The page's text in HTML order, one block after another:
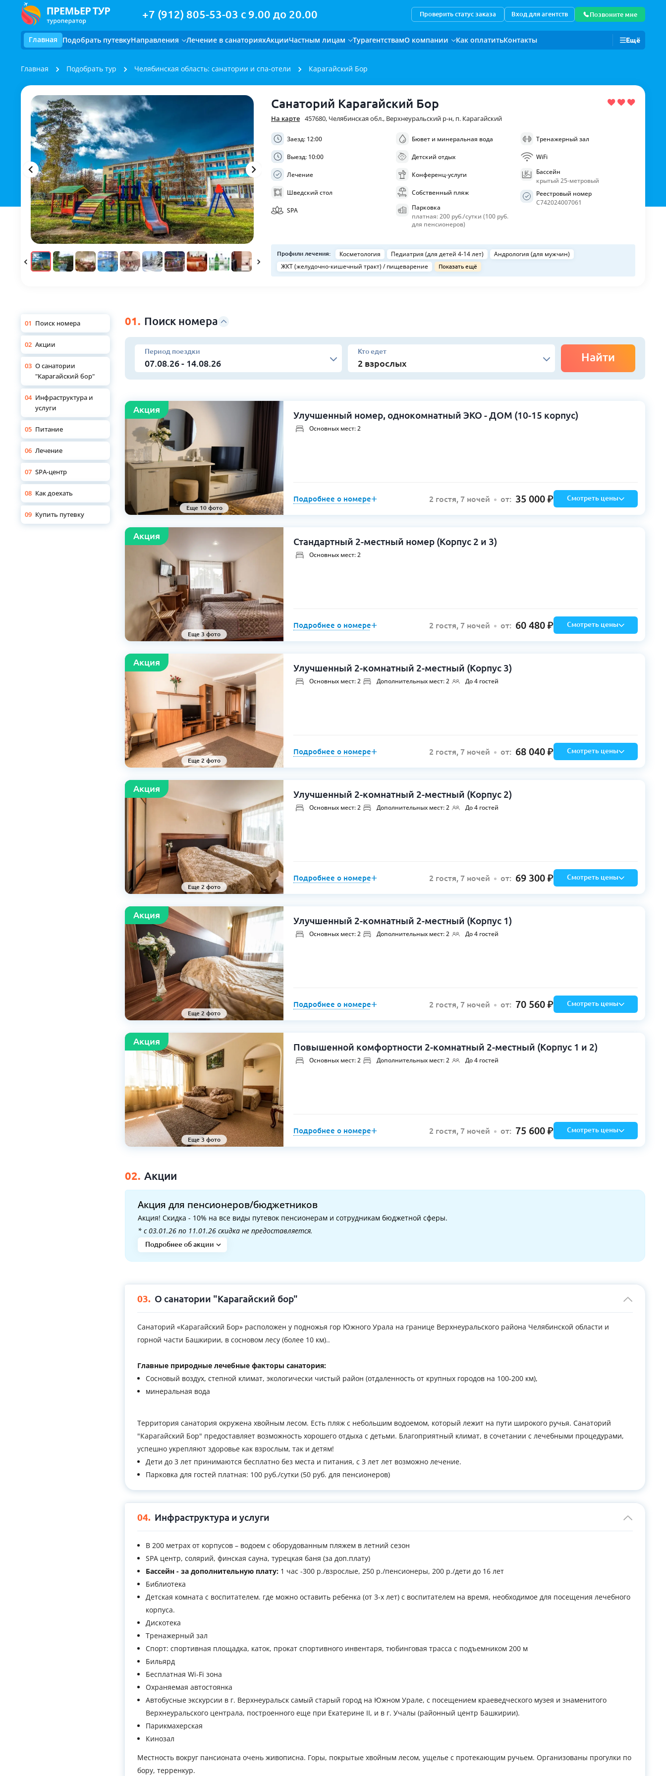
+7 (912) 805-53-03 с 9.00 до 20.00 Проверить статус заказа Вход для агентств Позвоните мне
Главная Подобрать путевкуНаправления Лечение в санаторияхАкцииЧастным лицам ТурагентствамО компании Как оплатитьКонтакты
Для корпоративных клиентов
Ещё
Описание санатория
Главная Подобрать тур Челябинская область: санатории и спа-отели Карагайский Бор
Санаторий Карагайский Бор
На карте 457680, Челябинская обл., Верхнеуральский р-н, п. Карагайский
Заезд: 12:00
Выезд: 10:00
Лечение
Шведский стол
SPA
Бювет и минеральная вода
Детский отдых
Конференц-услуги
Собственный пляж
Парковка
платная: 200 руб./сутки (100 руб.
для пенсионеров)
Тренажерный зал
WiFi
Бассейн
крытый 25-метровый
Реестровый номер
С742024007061
Профили лечения: Косметология Педиатрия (для детей 4-14 лет)
Андрология (для мужчин)
ЖКТ (желудочно-кишечный тракт) / пищеварение
Показать ещё
01 Поиск номера
02 Акции
03 О санатории
"Карагайский бор"
04 Инфраструктура и
услуги
05 Питание
06 Лечение
07 SPA-центр
08 Как доехать
09 Купить путевку
01. Поиск номера
Период поездки Кто едет Найти
Еще 10 фото
Aкция
Улучшенный номер, однокомнатный ЭКО - ДОМ (10-15 корпус)
Основных мест: 2
Подробнее о номере 2 гостя, 7 ночей от: 35 000 Смотреть цены
Еще 3 фото
Aкция
Стандартный 2-местный номер (Корпус 2 и 3)
Основных мест: 2
Подробнее о номере 2 гостя, 7 ночей от: 60 480 Смотреть цены
Еще 2 фото
Aкция
Улучшенный 2-комнатный 2-местный (Корпус 3)
Основных мест: 2 Дополнительных мест: 2 До 4 гостей
Подробнее о номере 2 гостя, 7 ночей от: 68 040 Смотреть цены
Еще 2 фото
Aкция
Улучшенный 2-комнатный 2-местный (Корпус 2)
Основных мест: 2 Дополнительных мест: 2 До 4 гостей
Подробнее о номере 2 гостя, 7 ночей от: 69 300 Смотреть цены
Еще 2 фото
Aкция
Улучшенный 2-комнатный 2-местный (Корпус 1)
Основных мест: 2 Дополнительных мест: 2 До 4 гостей
Подробнее о номере 2 гостя, 7 ночей от: 70 560 Смотреть цены
Еще 3 фото
Aкция
Повышенной комфортности 2-комнатный 2-местный (Корпус 1 и 2)
Основных мест: 2 Дополнительных мест: 2 До 4 гостей
Подробнее о номере 2 гостя, 7 ночей от: 75 600 Смотреть цены
02. Акции
Акция для пенсионеров/бюджетников
Акция! Скидка - 10% на все виды путевок пенсионерам и сотрудникам бюджетной сферы.
* с 03.01.26 по 11.01.26 скидка не предоставляется.
Подробнее об акции
03. О санатории "Карагайский бор"
Санаторий «Карагайский Бор» расположен у подножья гор Южного Урала на границе Верхнеуральского района Челябинской области и
горной части Башкирии, в сосновом лесу (более 10 км)..
Главные природные лечебные факторы санатория:
Сосновый воздух, степной климат, экологически чистый район (отдаленность от крупных городов на 100-200 км),
минеральная вода
Территория санатория окружена хвойным лесом. Есть пляж с небольшим водоемом, который лежит на пути широкого ручья. Санаторий
"Карагайский Бор" предоставляет возможность хорошего отдыха с детьми. Благоприятный климат, в сочетании с лечебными процедурами,
успешно укрепляют здоровье как взрослым, так и детям!
Дети до 3 лет принимаются бесплатно без места и питания, с 3 лет лет возможно лечение.
Парковка для гостей платная: 100 руб./сутки (50 руб. для пенсионеров)
04. Инфраструктура и услуги
В 200 метрах от корпусов – водоем с оборудованным пляжем в летний сезон
SPA центр, солярий, финская сауна, турецкая баня (за доп.плату)
Бассейн - за дополнительную плату: 1 час -300 р./взрослые, 250 р./пенсионеры, 200 р./дети до 16 лет
Библиотека
Детская комната с воспитателем. где можно оставить ребенка (от 3-х лет) с воспитателем на время, необходимое для посещения лечебного
корпуса.
Дискотека
Тренажерный зал
Спорт: спортивная площадка, каток, прокат спортивного инвентаря, тюбинговая трасса с подъемником 200 м
Бильярд
Бесплатная Wi-Fi зона
Охраняемая автостоянка
Автобусные экскурсии в г. Верхнеуральск самый старый город на Южном Урале, с посещением краеведческого музея и знаменитого
Верхнеуральского централа, построенного еще при Екатерине II, и в г. Учалы (районный центр Башкирии).
Парикмахерская
Кинозал
Местность вокруг пансионата очень живописна. Горы, покрытые хвойным лесом, ущелье с протекающим ручьем. Организованы прогулки по
бору, терренкур.